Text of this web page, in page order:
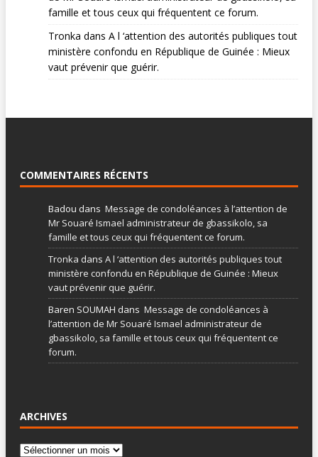
famille et tous ceux qui fréquentent ce forum.
Tronka dans A l ‘attention des autorités publiques tout
ministère confondu en République de Guinée : Mieux
vaut prévenir que guérir.
COMMENTAIRES RÉCENTS
Badou dans Message de condoléances à l’attention de
Mr Souaré Ismael administrateur de gbassikolo, sa
famille et tous ceux qui fréquentent ce forum.
Tronka dans A l ‘attention des autorités publiques tout
ministère confondu en République de Guinée : Mieux
vaut prévenir que guérir.
Baren SOUMAH dans Message de condoléances à
l’attention de Mr Souaré Ismael administrateur de
gbassikolo, sa famille et tous ceux qui fréquentent ce
forum.
ARCHIVES